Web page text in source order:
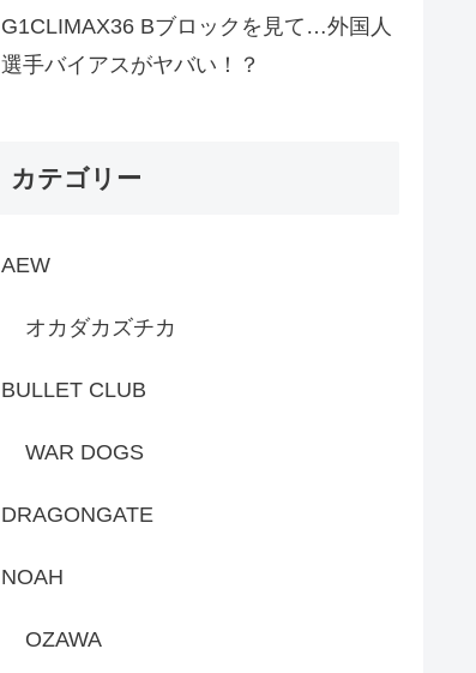
G1CLIMAX36 Bブロックを見て…外国人
選手バイアスがヤバい！？
カテゴリー
AEW
オカダカズチカ
BULLET CLUB
WAR DOGS
DRAGONGATE
NOAH
OZAWA